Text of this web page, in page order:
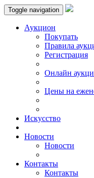
Toggle navigation
Аукцион
Пoкупать
Правила
Регистрация
Онлайн
Цены на
Искусствo
Новости
Новости
Контакты
Контакты